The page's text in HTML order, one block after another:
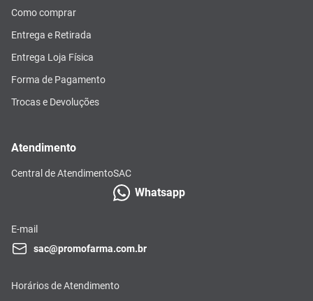
Como comprar
Entrega e Retirada
Entrega Loja Física
Forma de Pagamento
Trocas e Devoluções
Atendimento
Central de AtendimentoSAC
Whatsapp
E-mail
sac@promofarma.com.br
Horários de Atendimento